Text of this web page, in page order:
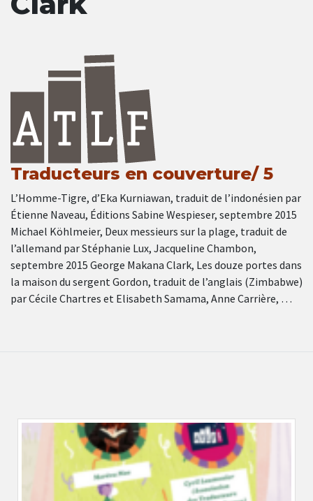
Traducteurs en couverture/ 5
L’Homme-Tigre, d’Eka Kurniawan, traduit de l’indonésien par
Étienne Naveau, Éditions Sabine Wespieser, septembre 2015
Michael Köhlmeier, Deux messieurs sur la plage, traduit de
l’allemand par Stéphanie Lux, Jacqueline Chambon,
septembre 2015 George Makana Clark, Les douze portes dans
la maison du sergent Gordon, traduit de l’anglais (Zimbabwe)
par Cécile Chartres et Elisabeth Samama, Anne Carrière, …